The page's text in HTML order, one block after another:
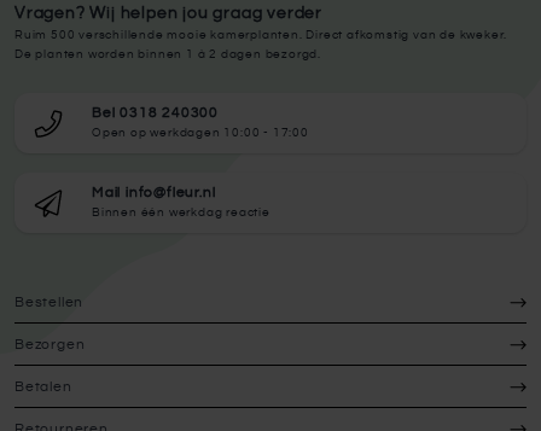
Vragen? Wij helpen jou graag verder
Ruim 500 verschillende mooie kamerplanten. Direct afkomstig van de kweker.
De planten worden binnen 1 à 2 dagen bezorgd.
Bel 0318 240300
Open op werkdagen 10:00 - 17:00
Mail info@fleur.nl
Binnen één werkdag reactie
Bestellen
Bezorgen
Betalen